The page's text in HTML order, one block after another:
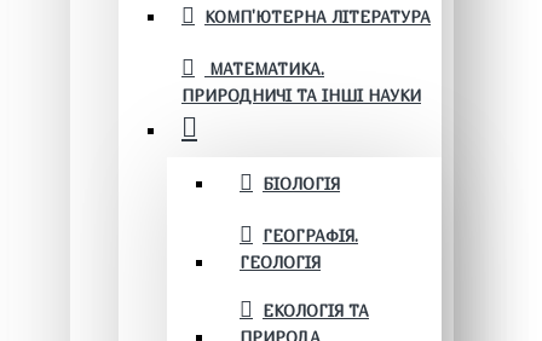
КОМП'ЮТЕРНА ЛІТЕРАТУРА
МАТЕМАТИКА.
ПРИРОДНИЧІ ТА ІНШІ НАУКИ
БІОЛОГІЯ
ГЕОГРАФІЯ.
ГЕОЛОГІЯ
ЕКОЛОГІЯ ТА